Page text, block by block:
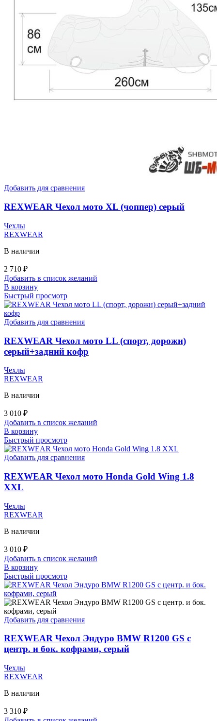
Добавить для сравнения
REXWEAR Чехол мото XL (чоппер) серый
Чехлы
REXWEAR
В наличии
2 710 ₽
Добавить в список желаний
В корзину
Быстрый просмотр
Добавить для сравнения
REXWEAR Чехол мото LL (спорт, дорожн)
серый+задний кофр
Чехлы
REXWEAR
В наличии
3 010 ₽
Добавить в список желаний
В корзину
Быстрый просмотр
Добавить для сравнения
REXWEAR Чехол мото Honda Gold Wing 1.8
XXL
Чехлы
REXWEAR
В наличии
3 010 ₽
Добавить в список желаний
В корзину
Быстрый просмотр
Добавить для сравнения
REXWEAR Чехол Эндуро BMW R1200 GS с
центр. и бок. кофрами, серый
Чехлы
REXWEAR
В наличии
3 310 ₽